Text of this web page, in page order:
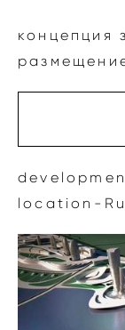
концепция
location-